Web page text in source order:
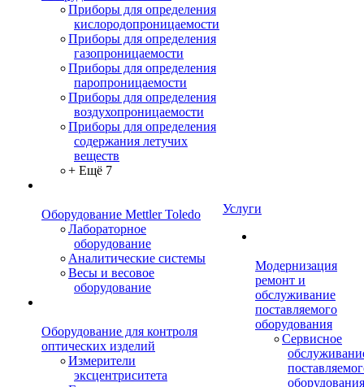
Приборы для определения
кислородопроницаемости
Приборы для определения
газопроницаемости
Приборы для определения
паропроницаемости
Приборы для определения
воздухопроницаемости
Приборы для определения
содержания летучих
веществ
+ Ещё 7
Оборудование Mettler Toledo
Лабораторное
оборудование
Аналитические системы
Весы и весовое
оборудование
Оборудование для контроля
оптических изделий
Измерители
эксцентриситета
Услуги
Модернизация
ремонт и
обслуживание
поставляемого
оборудования
Сервисное
оборудования